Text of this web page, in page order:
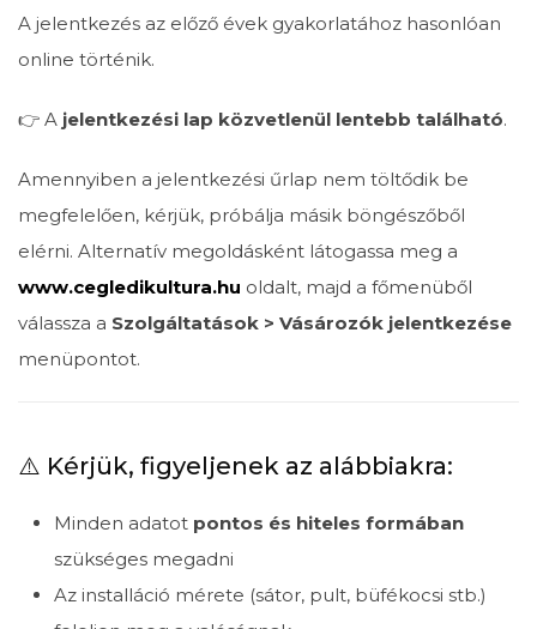
A jelentkezés az előző évek gyakorlatához hasonlóan
online történik.
👉 A jelentkezési lap közvetlenül lentebb található.
Amennyiben a jelentkezési űrlap nem töltődik be
megfelelően, kérjük, próbálja másik böngészőből
elérni. Alternatív megoldásként látogassa meg a
www.cegledikultura.hu oldalt, majd a főmenüből
válassza a Szolgáltatások > Vásározók jelentkezése
menüpontot.
⚠️ Kérjük, figyeljenek az alábbiakra:
Minden adatot pontos és hiteles formában
szükséges megadni
Az installáció mérete (sátor, pult, büfékocsi stb.)